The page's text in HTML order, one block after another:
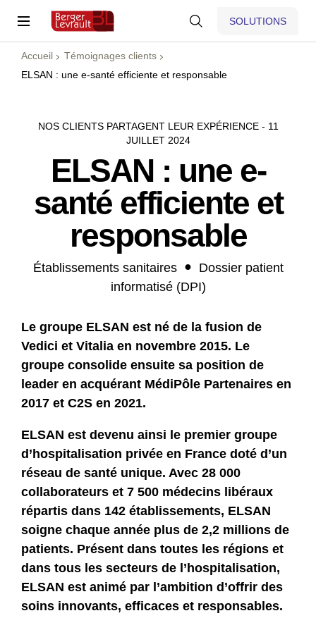
SOLUTIONS
Accueil
Témoignages clients
ELSAN : une e-santé efficiente et responsable
NOS CLIENTS PARTAGENT LEUR EXPÉRIENCE - 11
JUILLET 2024
ELSAN : une e-
santé efficiente et
responsable
Établissements sanitaires
Dossier patient
informatisé (DPI)
Le groupe ELSAN est né de la fusion de
Vedici et Vitalia en novembre 2015. Le
groupe consolide ensuite sa position de
leader en acquérant MédiPôle Partenaires en
2017 et C2S en 2021.
ELSAN est devenu ainsi le premier groupe
d’hospitalisation privée en France doté d’un
réseau de santé unique. Avec 28 000
collaborateurs et 7 500 médecins libéraux
répartis dans 142 établissements, ELSAN
soigne chaque année plus de 2,2 millions de
patients. Présent dans toutes les régions et
dans tous les secteurs de l’hospitalisation,
ELSAN est animé par l’ambition d’offrir des
soins innovants, efficaces et responsables.